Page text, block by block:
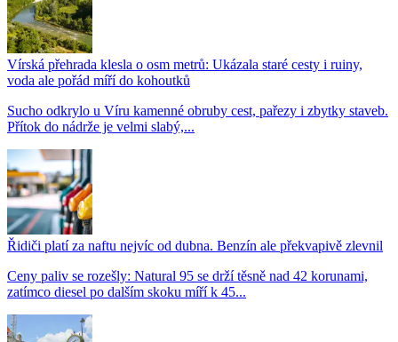
Vírská přehrada klesla o osm metrů: Ukázala staré cesty i ruiny,
voda ale pořád míří do kohoutků
Sucho odkrylo u Víru kamenné obruby cest, pařezy i zbytky staveb.
Přítok do nádrže je velmi slabý,...
Řidiči platí za naftu nejvíc od dubna. Benzín ale překvapivě zlevnil
Ceny paliv se rozešly: Natural 95 se drží těsně nad 42 korunami,
zatímco diesel po dalším skoku míří k 45...